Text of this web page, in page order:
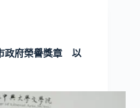
政府榮譽獎章 以